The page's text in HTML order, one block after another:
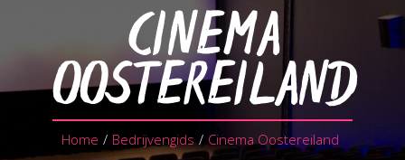
Einkaufen & Gastronomie
Über Hoorn
Planen Sie Ihren Besuch
CINEMA
OOSTEREILAND
Home / Bedrijvengids / Cinema Oostereiland